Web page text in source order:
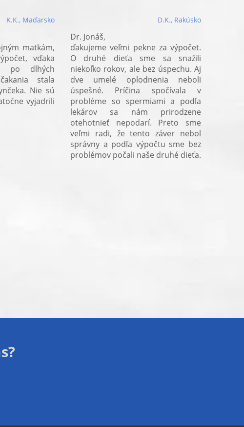
K.K., Maďarsko
matkám,
vďaka
po dlhých
stala
Nie sú
vyjadrili
D.K., Rakúsko
Dr. Jonáš,
ďakujeme veľmi pekne za výpočet.
O druhé dieťa sme sa snažili
niekoľko rokov, ale bez úspechu. Aj
dve umelé oplodnenia neboli
úspešné. Príčina spočívala v
probléme so spermiami a podľa
lekárov sa nám prirodzene
otehotnieť nepodarí. Preto sme
veľmi radi, že tento záver nebol
správny a podľa výpočtu sme bez
problémov počali naše druhé dieťa.